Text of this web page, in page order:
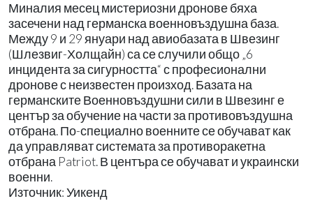
Миналия месец мистериозни дронове бяха
засечени над германска военновъздушна база.
Между 9 и 29 януари над авиобазата в Швезинг
(Шлезвиг-Холщайн) са се случили общо „6
инцидента за сигурността“ с професионални
дронове с неизвестен произход. Базата на
германските Военновъздушни сили в Швезинг е
център за обучение на части за противовъздушна
отбрана. По-специално военните се обучават как
да управляват системата за противоракетна
отбрана Patriot. В центъра се обучават и украински
военни.
Източник: Уикенд